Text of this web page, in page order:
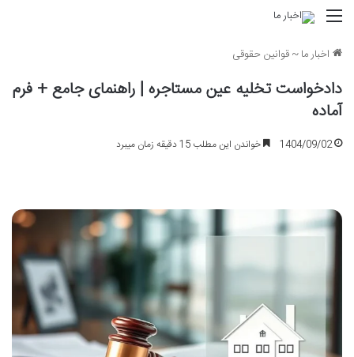
منو
اخبار ما~قوانین حقوقی
دادخواست تخلیه عین مستاجره | راهنمای جامع + فرم
آماده
1404/09/02 خواندن این مطلب 15 دقیقه زمان میبرد